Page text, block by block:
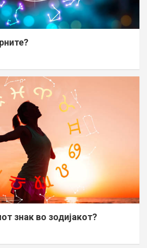
знак во зодијакот?